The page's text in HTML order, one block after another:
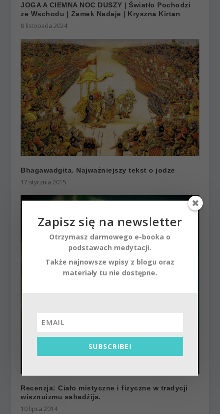
JOGA A CIEMNA NOC DUSZY | Światło Pochodzi
ze Wschodu | Zamek Nadaje | Kryszna Kirtan
8 listopada 2024
Bhagawadgita. Najważniejszy tekst o jodze
17 stycznia 2015
Recenzja: Ciało mistyczne i fizyczne w tradycji
wisznuizmu sahadźija.
10 lipca 2014
Zapisz się na newsletter
Otrzymasz darmowego e-booka o
podstawach medytacji.
Także najnowsze wpisy z blogu oraz
materiały tu nie dostępne.
SUBSCRIBE!